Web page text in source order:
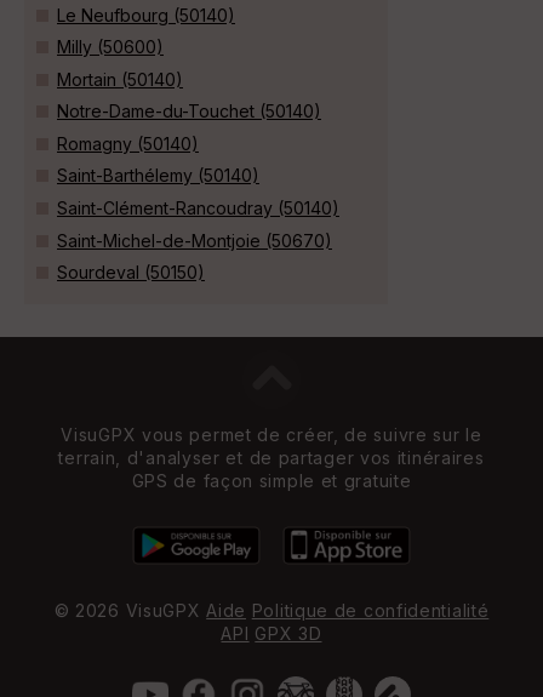
Le Neufbourg (50140)
Milly (50600)
Mortain (50140)
Notre-Dame-du-Touchet (50140)
Romagny (50140)
Saint-Barthélemy (50140)
Saint-Clément-Rancoudray (50140)
Saint-Michel-de-Montjoie (50670)
Sourdeval (50150)
VisuGPX vous permet de créer, de suivre sur le
terrain, d'analyser et de partager vos itinéraires
GPS de façon simple et gratuite
© 2026 VisuGPX Aide Politique de confidentialité
API GPX 3D